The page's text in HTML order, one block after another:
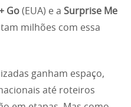
Go (EUA) e a Surprise Me
milhões com essa
ganham espaço,
até roteiros